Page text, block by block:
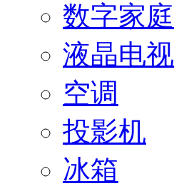
数字家庭
液晶电视
空调
投影机
冰箱